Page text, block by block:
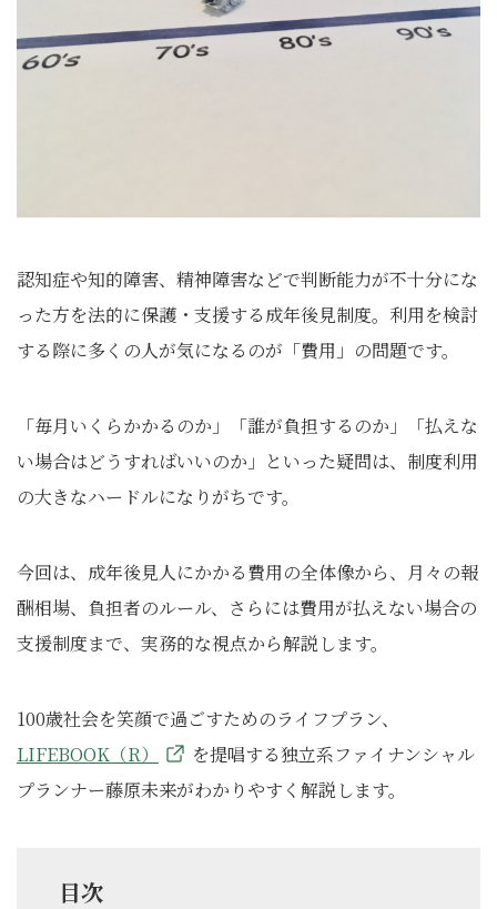
認知症や知的障害、精神障害などで判断能力が不十分にな
った方を法的に保護・支援する成年後見制度。利用を検討
する際に多くの人が気になるのが「費用」の問題です。
「毎月いくらかかるのか」「誰が負担するのか」「払えな
い場合はどうすればいいのか」といった疑問は、制度利用
の大きなハードルになりがちです。
今回は、成年後見人にかかる費用の全体像から、月々の報
酬相場、負担者のルール、さらには費用が払えない場合の
支援制度まで、実務的な視点から解説します。
100歳社会を笑顔で過ごすためのライフプラン、
LIFEBOOK（R）
を提唱する独立系ファイナンシャル
プランナー藤原未来がわかりやすく解説します。
目次